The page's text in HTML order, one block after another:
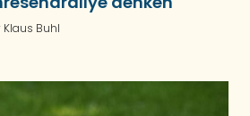
Klaus Buhl